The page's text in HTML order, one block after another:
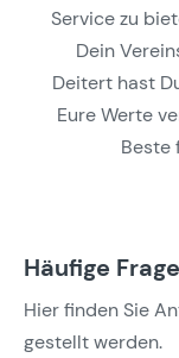
Service zu
Dein
Deitert hast
Eure Werte
Beste
Häufige
Hier finden Sie
gestellt werden.